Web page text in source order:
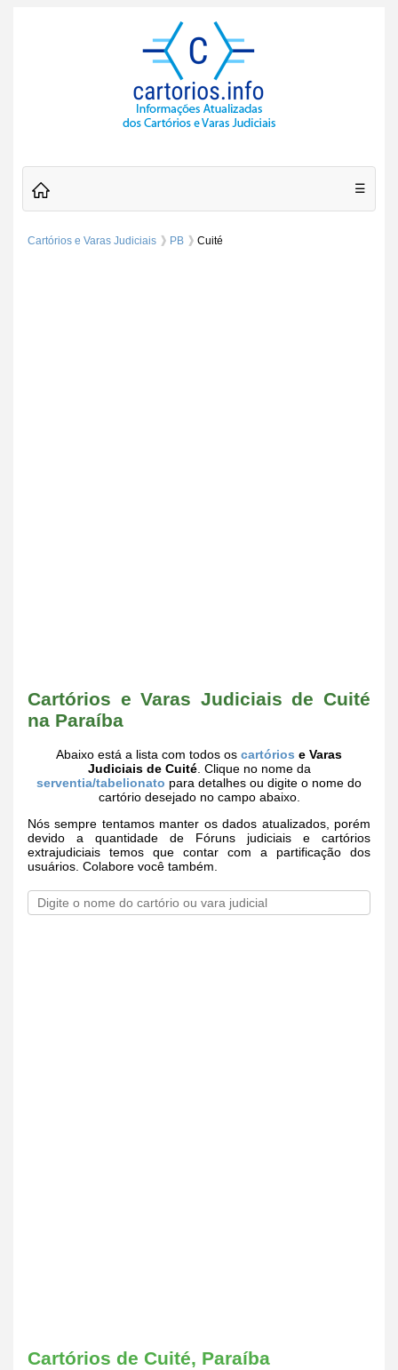
☰
Cartórios e Varas Judiciais PB Cuité
Cartórios e Varas Judiciais de Cuité
na Paraíba
Abaixo está a lista com todos os cartórios e Varas
Judiciais de Cuité. Clique no nome da
serventia/tabelionato para detalhes ou digite o nome do
cartório desejado no campo abaixo.
Nós sempre tentamos manter os dados atualizados, porém
devido a quantidade de Fóruns judiciais e cartórios
extrajudiciais temos que contar com a partificação dos
usuários. Colabore você também.
Cartórios de Cuité, Paraíba